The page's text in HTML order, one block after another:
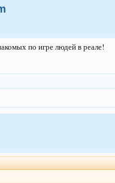
по игре людей в реале!